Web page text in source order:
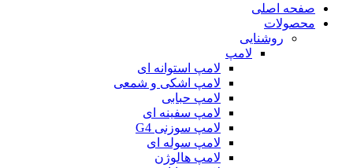
صفحه اصلی
محصولات
روشنایی
لامپ
لامپ استوانه ای
لامپ اشکی و شمعی
لامپ حبابی
لامپ سفینه ای
لامپ سوزنی G4
لامپ سوله ای
لامپ هالوژن